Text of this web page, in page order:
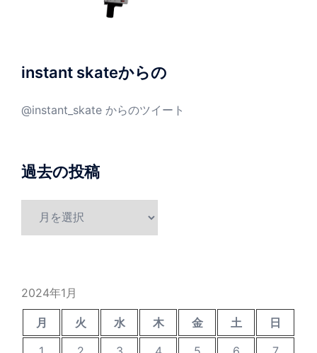
instant skateからの
@instant_skate からのツイート
過去の投稿
2024年1月
月 火 水 木 金 土
日